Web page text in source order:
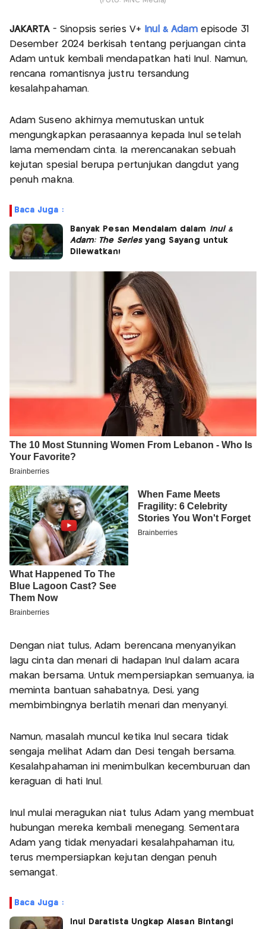
JAKARTA- Sinopsis series V+ Inul & Adamepisode 31
Desember 2024 berkisah tentang perjuangan cinta
Adam untuk kembali mendapatkan hati Inul. Namun,
rencana romantisnya justru tersandung
kesalahpahaman.
Adam Suseno akhirnya memutuskan untuk
mengungkapkan perasaannya kepada Inul setelah
lama memendam cinta. Ia merencanakan sebuah
kejutan spesial berupa pertunjukan dangdut yang
penuh makna.
Baca Juga :
Banyak Pesan Mendalam dalam Inul &
Adam: The Seriesyang Sayang untuk
Dilewatkan!
Dengan niat tulus, Adam berencana menyanyikan
lagu cinta dan menari di hadapan Inul dalam acara
makan bersama. Untuk mempersiapkan semuanya, ia
meminta bantuan sahabatnya, Desi, yang
membimbingnya berlatih menari dan menyanyi.
Namun, masalah muncul ketika Inul secara tidak
sengaja melihat Adam dan Desi tengah bersama.
Kesalahpahaman ini menimbulkan kecemburuan dan
keraguan di hati Inul.
Inul mulai meragukan niat tulus Adam yang membuat
hubungan mereka kembali menegang. Sementara
Adam yang tidak menyadari kesalahpahaman itu,
terus mempersiapkan kejutan dengan penuh
semangat.
Baca Juga :
Inul Daratista Ungkap Alasan Bintangi